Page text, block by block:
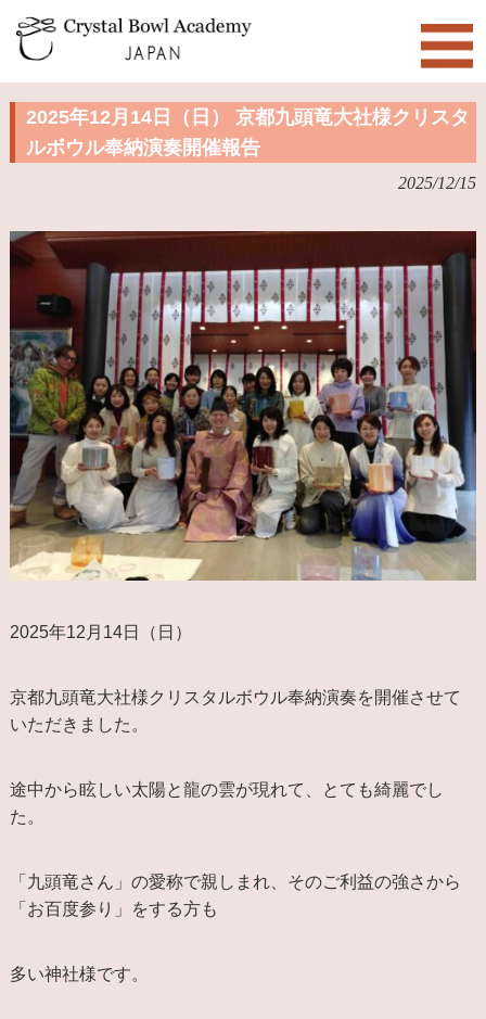
2025年12月14日（日） 京都九頭竜大社様クリスタ
ルボウル奉納演奏開催報告
2025/12/15
2025年12月14日（日）
京都九頭竜大社様クリスタルボウル奉納演奏を開催させて
いただきました。
途中から眩しい太陽と龍の雲が現れて、とても綺麗でし
た。
「九頭竜さん」の愛称で親しまれ、そのご利益の強さから
「お百度参り」をする方も
多い神社様です。